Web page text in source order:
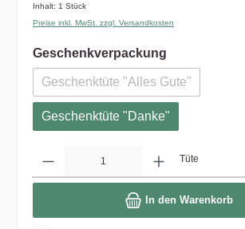
Inhalt: 1 Stück
Preise inkl. MwSt. zzgl. Versandkosten
Geschenkverpackung
Geschenktüte "Alles Gute"
Geschenktüte "Danke"
Tüte
In den Warenkorb